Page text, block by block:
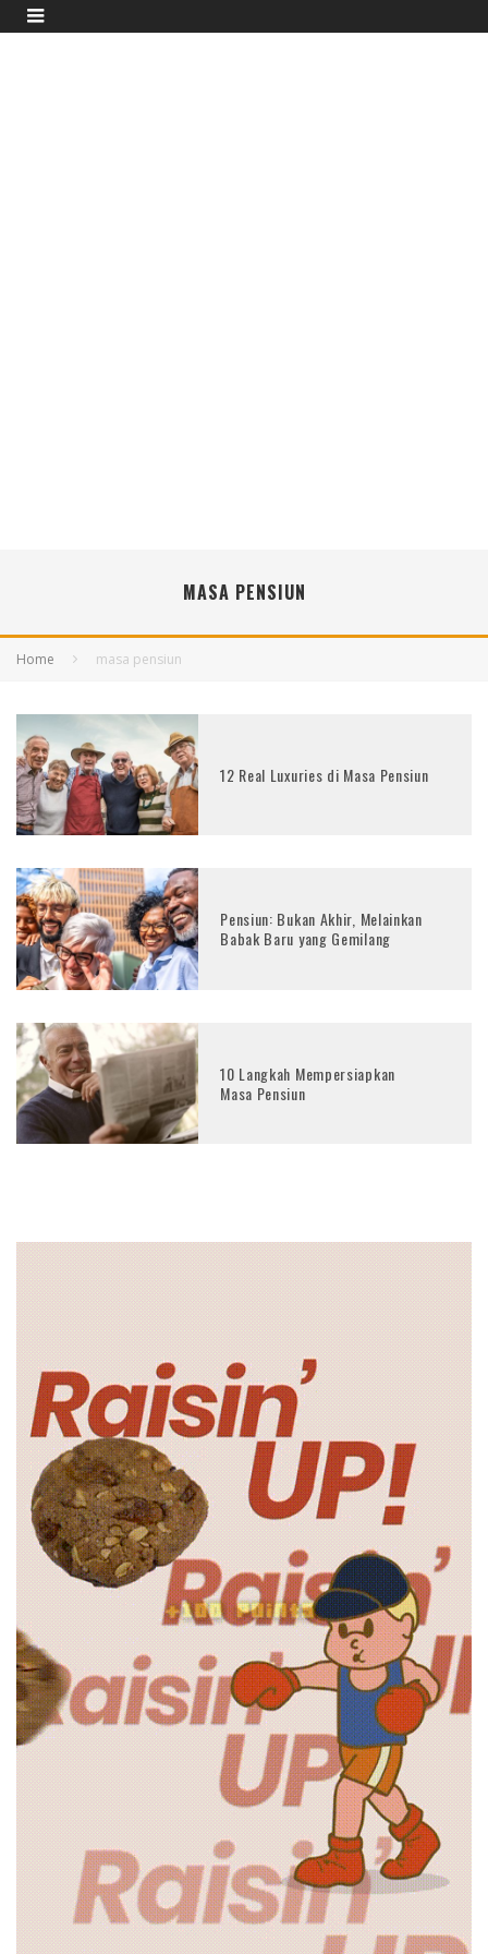
MASA PENSIUN
Home masa pensiun
12 Real Luxuries di Masa Pensiun
Pensiun: Bukan Akhir, Melainkan
Babak Baru yang Gemilang
10 Langkah Mempersiapkan
Masa Pensiun